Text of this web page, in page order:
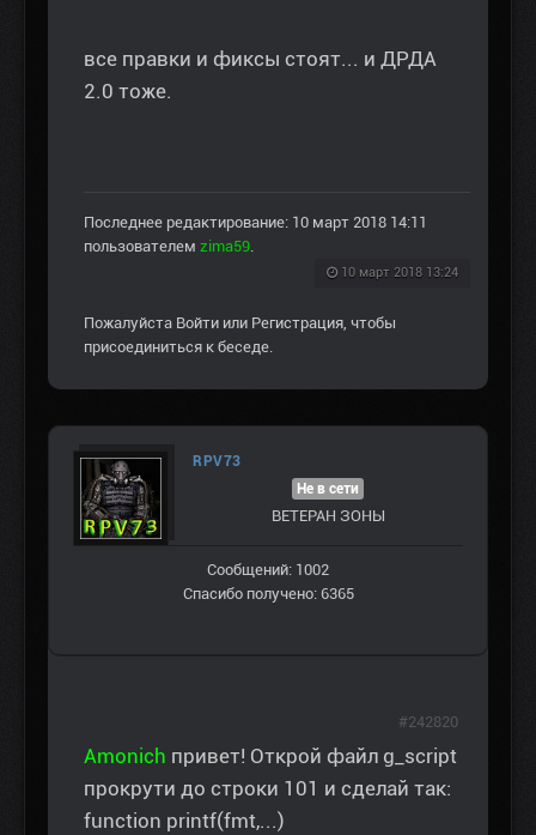
все правки и фиксы стоят... и ДРДА
2.0 тоже.
Последнее редактирование: 10 март 2018 14:11
пользователем zima59.
10 март 2018 13:24
Пожалуйста Войти или Регистрация, чтобы
присоединиться к беседе.
RPV73
Не в сети
ВЕТЕРАН ЗOНЫ
Сообщений: 1002
Спасибо получено: 6365
Amonich привет! Открой файл g_script
прокрути до строки 101 и сделай так:
function printf(fmt,...)
#242820